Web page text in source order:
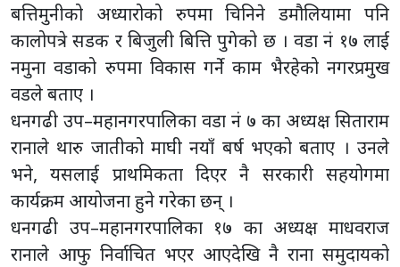
बत्तिमुनीको अध्यारोको रुपमा चिनिने डमौलियामा पनि
कालोपत्रे सडक र बिजुली बित्ति पुगेको छ । वडा नं १७ लाई
नमुना वडाको रुपमा विकास गर्ने काम भैरहेको नगरप्रमुख
वडले बताए ।
धनगढी उप–महानगरपालिका वडा नं ७ का अध्यक्ष सिताराम
रानाले थारु जातीको माघी नयाँ बर्ष भएको बताए । उनले
भने, यसलाई प्राथमिकता दिएर नै सरकारी सहयोगमा
कार्यक्रम आयोजना हुने गरेका छन् ।
धनगढी उप–महानगरपालिका १७ का अध्यक्ष माधवराज
रानाले आफु निर्वाचित भएर आएदेखि नै राना समुदायको